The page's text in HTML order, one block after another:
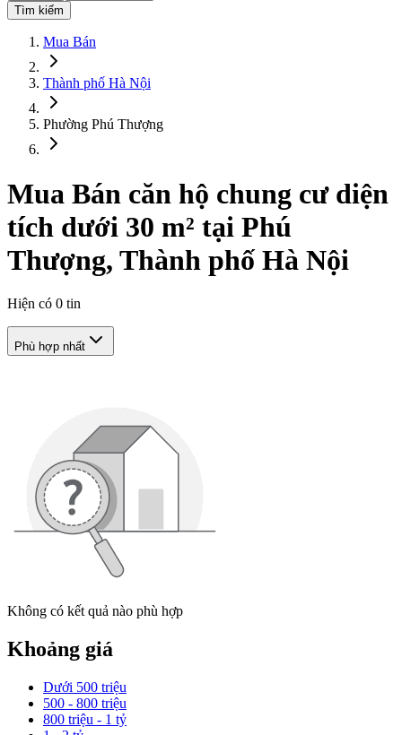
Tìm kiếm
Mua Bán
Thành phố Hà Nội
Phường Phú Thượng
Mua Bán căn hộ chung cư diện
tích dưới 30 m² tại Phú
Thượng, Thành phố Hà Nội
Hiện có 0 tin
Phù hợp nhất
Không có kết quả nào phù hợp
Khoảng giá
Dưới 500 triệu
500 - 800 triệu
800 triệu - 1 tỷ